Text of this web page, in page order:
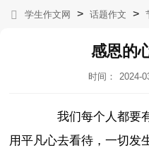
学生作文网 > 话题作文 >
感恩的
时间：
2024-
我们每个人都要有
用平凡心去看待，一切发